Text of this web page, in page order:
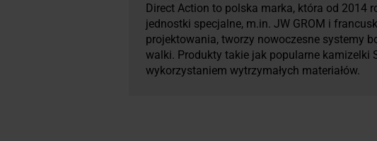
Direct Action to polska marka, która od 2014
jednostki specjalne, m.in. JW GROM i
projektowania, tworzy nowoczesne systemy
walki. Produkty takie jak popularne kamizelki
wykorzystaniem wytrzymałych materiałów.